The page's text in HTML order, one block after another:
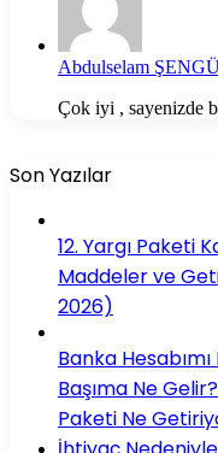
Abdulselam
Çok iyi , sayenizde
Son Yazılar
12. Yargı Paketi
Maddeler ve
2026)
Banka Hesabımı
Başıma Ne
Paketi Ne